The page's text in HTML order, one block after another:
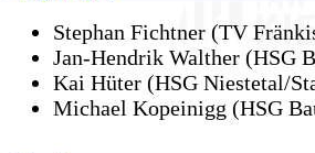
Stephan Fichtner (TV
Jan-Hendrik Walther (HSG
Kai Hüter (HSG Niestetal/
Michael Kopeinigg (HSG